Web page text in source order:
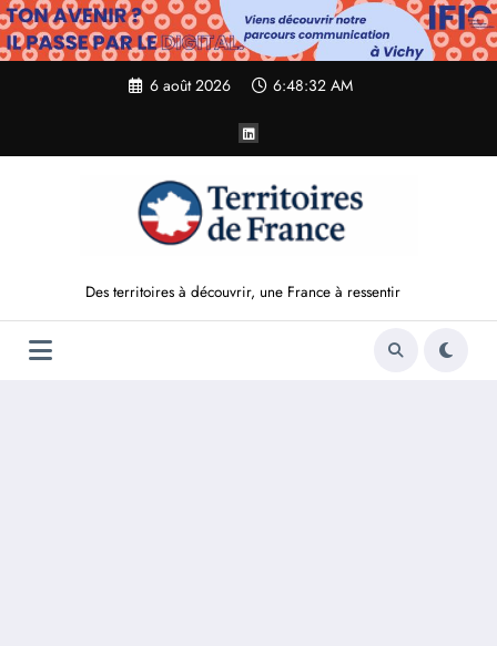
Aller
au
contenu
6 août 2026 6:48:34 AM
Des territoires à découvrir, une France à ressentir